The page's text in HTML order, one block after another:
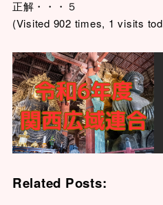
正解・・・５
(Visited 902 times, 1 visits
Related Posts: